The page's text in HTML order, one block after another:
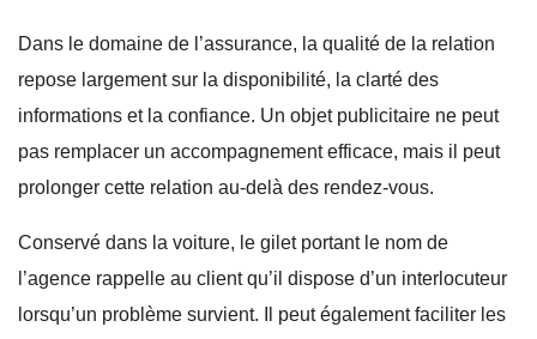
Dans le domaine de l’assurance, la qualité de la relation
repose largement sur la disponibilité, la clarté des
informations et la confiance. Un objet publicitaire ne peut
pas remplacer un accompagnement efficace, mais il peut
prolonger cette relation au-delà des rendez-vous.
Conservé dans la voiture, le gilet portant le nom de
l’agence rappelle au client qu’il dispose d’un interlocuteur
lorsqu’un problème survient. Il peut également faciliter les